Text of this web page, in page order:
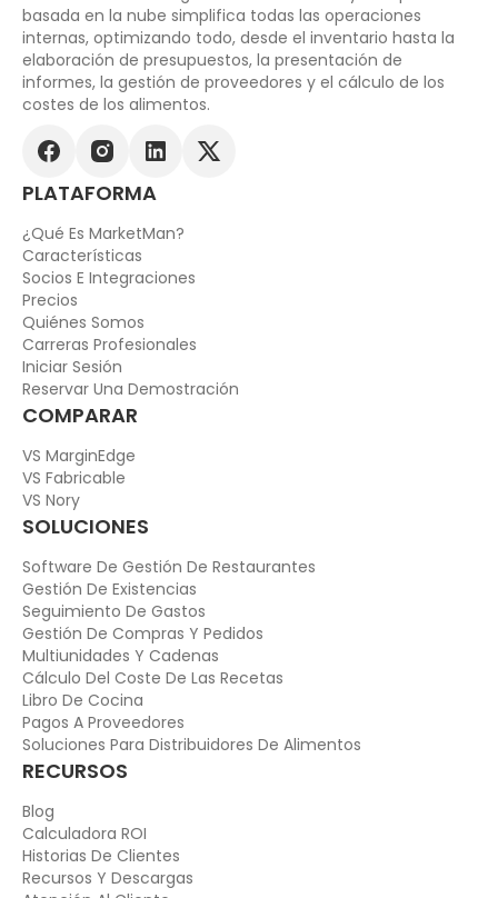
basada en la nube simplifica todas las operaciones
internas, optimizando todo, desde el inventario hasta la
elaboración de presupuestos, la presentación de
informes, la gestión de proveedores y el cálculo de los
costes de los alimentos.
PLATAFORMA
¿Qué Es MarketMan?
Características
Socios E Integraciones
Precios
Quiénes Somos
Carreras Profesionales
Iniciar Sesión
Reservar Una Demostración
COMPARAR
VS MarginEdge
VS Fabricable
VS Nory
SOLUCIONES
Software De Gestión De Restaurantes
Gestión De Existencias
Seguimiento De Gastos
Gestión De Compras Y Pedidos
Multiunidades Y Cadenas
Cálculo Del Coste De Las Recetas
Libro De Cocina
Pagos A Proveedores
Soluciones Para Distribuidores De Alimentos
RECURSOS
Blog
Calculadora ROI
Historias De Clientes
Recursos Y Descargas